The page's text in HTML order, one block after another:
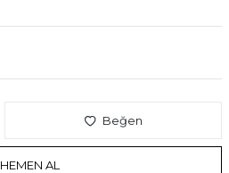
Beğen
HEMEN AL